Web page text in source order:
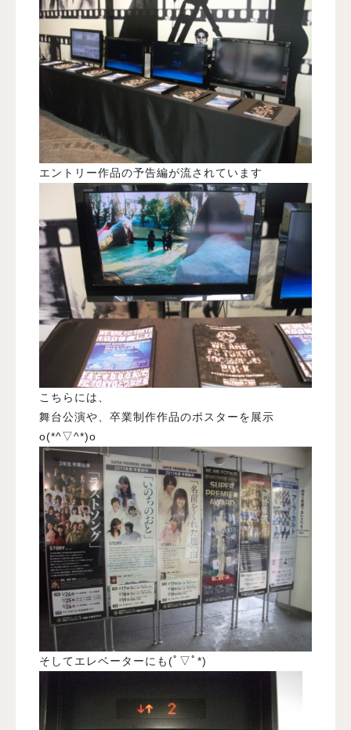
エントリー作品の予告編が流されています
こちらには、
舞台公演や、卒業制作作品のポスターを展示
o(*^▽^*)o
そしてエレベーターにも(ﾟ▽ﾟ*)